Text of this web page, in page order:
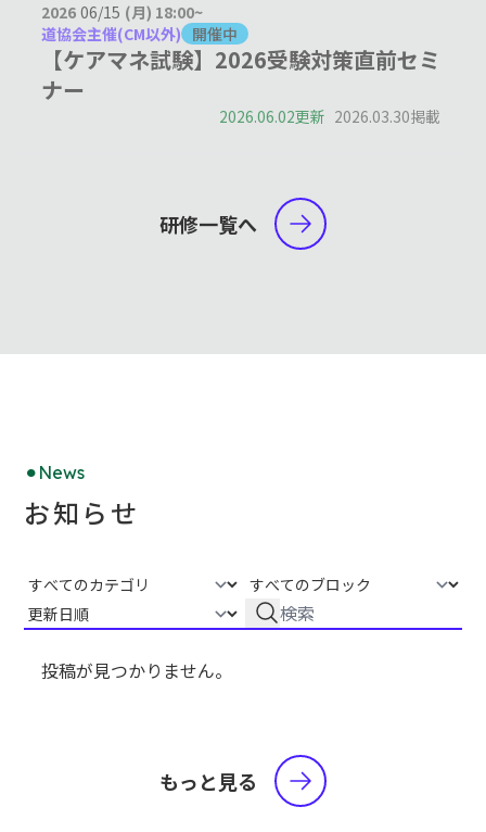
2026 06/15 (月) 18:00~
道協会主催(CM以外) 開催中
【ケアマネ試験】2026受験対策直前セミ
ナー
2026.06.02更新 2026.03.30掲載
研修一覧へ
News
お知らせ
投稿が見つかりません。
もっと見る